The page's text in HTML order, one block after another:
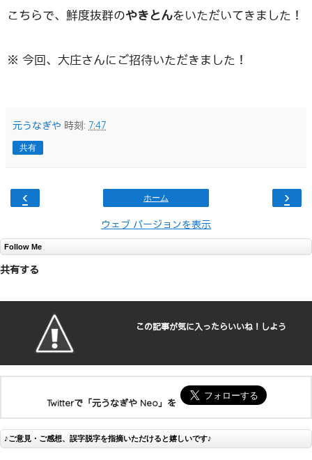
こちらで、鮮度抜群のやきとんをいただいてきました！
※ 今回、大庄さんにご招待いただきました！
元うなぎや 時刻: 7:47
共有
‹ ›
ホーム
ウェブ バージョンを表示
Follow Me
共有する
この記事が気に入ったらいいね！しよう
Twitterで「元うなぎや Neo」を
♪ご意見・ご感想、誤字脱字を指摘いただけると嬉しいです♪